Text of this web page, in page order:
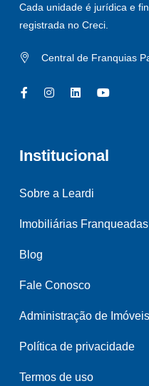
Cada unidade é jurídica e
registrada no Creci.
Central de Franquias
Institucional
Sobre a Leardi
Imobiliárias Franqueadas
Blog
Fale Conosco
Administração de Imóveis
Política de privacidade
Termos de uso